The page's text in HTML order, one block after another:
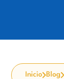
Inicio Blog